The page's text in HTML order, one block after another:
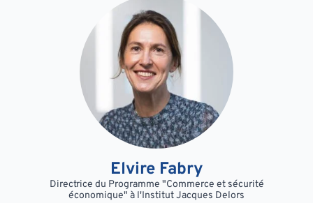
Elvire Fabry
Directrice du Programme "Commerce et sécurité
économique" à l'Institut Jacques Delors